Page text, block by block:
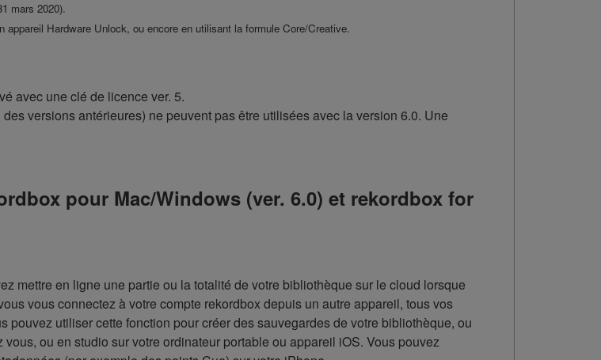
mars 2020).
Hardware Unlock, ou encore en utilisant la formule Core/Creative.
avec une clé de licence ver. 5.
versions antérieures) ne peuvent pas être utilisées avec la version 6.0. Une
pour Mac/Windows (ver. 6.0) et rekordbox for
mettre en ligne une partie ou la totalité de votre bibliothèque sur le cloud lorsque
vous connectez à votre compte rekordbox depuis un autre appareil, tous vos
pouvez utiliser cette fonction pour créer des sauvegardes de votre bibliothèque, ou
ou en studio sur votre ordinateur portable ou appareil iOS. Vous pouvez